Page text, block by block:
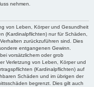
nehmen.
von Leben, Körper und Gesundheit
(Kardinalpflichten) nur für Schäden,
zurückzuführen sind. Dies
entgangenen Gewinn.
vorsätzlichem oder grob
Verletzung von Leben, Körper und
(Kardinalpflichten) auf
Schäden und im übrigen der
begrenzt. Dies gilt auch